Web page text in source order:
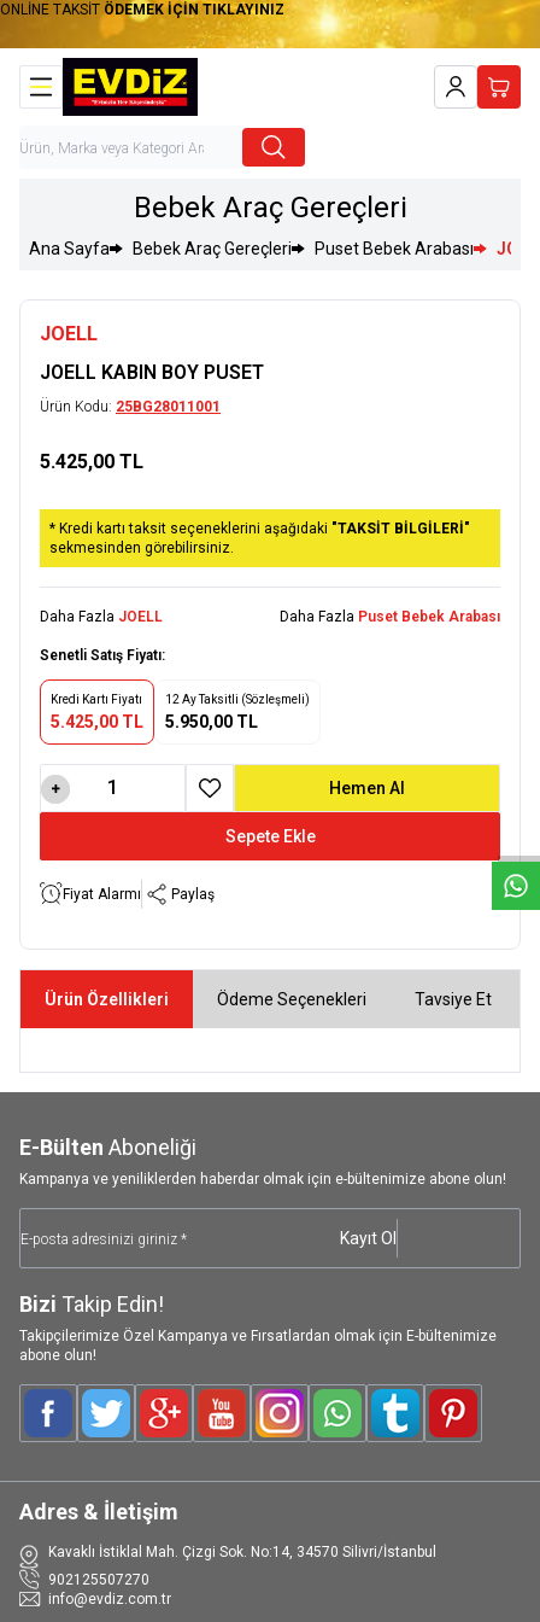
ONLİNE TAKSİT ÖDEMEK İÇİN TIKLAYINIZ
Hesabım
Bebek Araç Gereçleri
Ana Sayfa Bebek Araç Gereçleri Puset Bebek Arabası
JOELL
JOELL KABIN BOY PUSET
Ürün Kodu: 25BG28011001
5.425,00 TL
* Kredi kartı taksit seçeneklerini aşağıdaki "TAKSİT BİLGİLERİ"
sekmesinden görebilirsiniz.
Daha Fazla JOELL Daha Fazla Puset Bebek Arabası
Senetli Satış Fiyatı:
Kredi Kartı Fiyatı
5.425,00 TL
12 Ay Taksitli (Sözleşmeli)
5.950,00 TL
Sepete Ekle
Hemen Al
Favoriye Ekle
Fiyat Alarmı Paylaş
Ürün Özellikleri Ödeme Seçenekleri Tavsiye Et
E-Bülten Aboneliği
Kampanya ve yeniliklerden haberdar olmak için e-bültenimize abone olun!
Kayıt Ol
Bizi Takip Edin!
Takipçilerimize Özel Kampanya ve Fırsatlardan olmak için E-bültenimize
abone olun!
FacebookTwitterGoogle-PlusYoutubeInstagramWhatsAppTumblrPinterest
Adres & İletişim
Kavaklı İstiklal Mah. Çizgi Sok. No:14, 34570 Silivri/İstanbul
902125507270
info@evdiz.com.tr